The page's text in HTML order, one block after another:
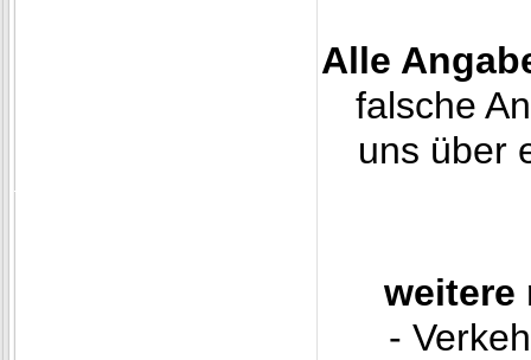
Alle
falsche
uns über
weitere
-